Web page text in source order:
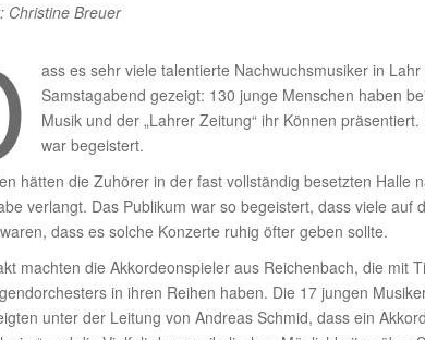
Christine Breuer
ass es sehr viele talentierte Nachwuchsmusiker in
Samstagabend gezeigt: 130 junge Menschen haben
Musik und der „Lahrer Zeitung“ ihr Können
war begeistert.
hätten die Zuhörer in der fast vollständig besetzten Halle
verlangt. Das Publikum war so begeistert, dass viele auf
dass es solche Konzerte ruhig öfter geben sollte.
machten die Akkordeonspieler aus Reichenbach, die mit
in ihren Reihen haben. Die 17 jungen
unter der Leitung von Andreas Schmid, dass ein